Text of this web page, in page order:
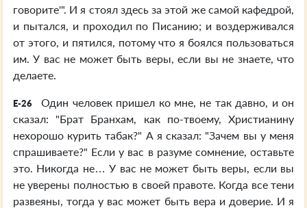
говорите'". И я стоял здесь за этой же самой кафедрой,
и пытался, и проходил по Писанию; и воздерживался
от этого, и пятился, потому что я боялся пользоваться
им. У вас не может быть веры, если вы не знаете, что
делаете.
E-26
Один человек пришел ко мне, не так давно, и он
сказал: "Брат Бранхам, как по-твоему, Христианину
нехорошо курить табак?" А я сказал: "Зачем вы у меня
спрашиваете?" Если у вас в разуме сомнение, оставьте
это. Никогда не… У вас не может быть веры, если вы
не уверены полностью в своей правоте. Когда все тени
развеяны, тогда у вас может быть вера и доверие. И я